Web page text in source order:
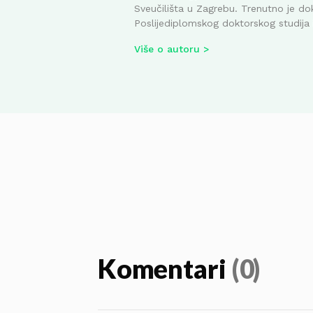
Sveučilišta u Zagrebu. Trenutno je
Poslijediplomskog doktorskog studija
Više o autoru
Komentari (0)